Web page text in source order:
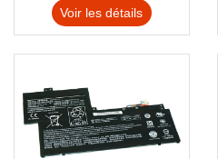
Voir les détails